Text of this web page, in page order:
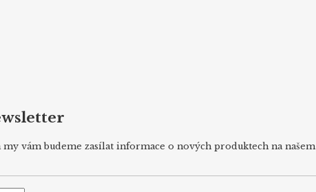
vám budeme zasílat informace o nových produktech na našem